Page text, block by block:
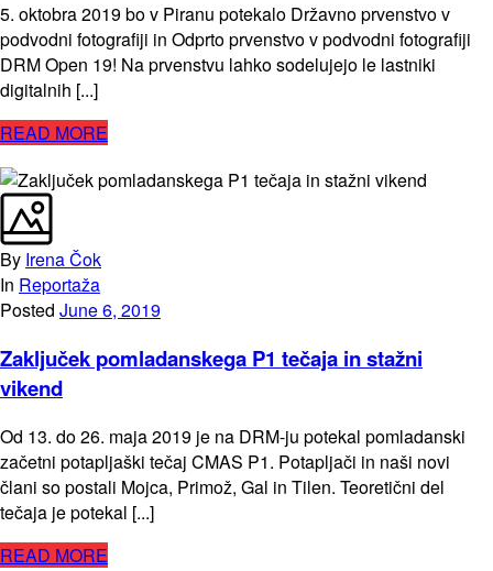
5. oktobra 2019 bo v Piranu potekalo Državno prvenstvo v
podvodni fotografiji in Odprto prvenstvo v podvodni fotografiji
DRM Open 19! Na prvenstvu lahko sodelujejo le lastniki
digitalnih [...]
READ MORE
By Irena Čok
In Reportaža
Posted June 6, 2019
Zaključek pomladanskega P1 tečaja in stažni
vikend
Od 13. do 26. maja 2019 je na DRM-ju potekal pomladanski
začetni potapljaški tečaj CMAS P1. Potapljači in naši novi
člani so postali Mojca, Primož, Gal in Tilen. Teoretični del
tečaja je potekal [...]
READ MORE